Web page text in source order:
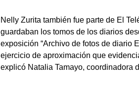
Nelly Zurita también fue parte de El
guardaban los tomos de los diarios
exposición “Archivo de fotos de diario
ejercicio de aproximación que
explicó Natalia Tamayo, coordinadora